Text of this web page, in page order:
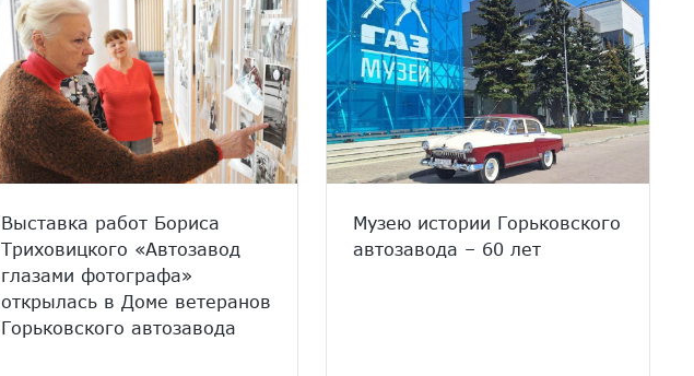
Выставка работ Бориса
Триховицкого «Автозавод
глазами фотографа»
открылась в Доме ветеранов
Горьковского автозавода
Музею истории Горьковского
автозавода – 60 лет